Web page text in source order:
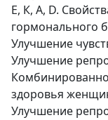
Е, К, А, D.
гормонального
Улучшение
Улучшение
здоровья
Улучшение